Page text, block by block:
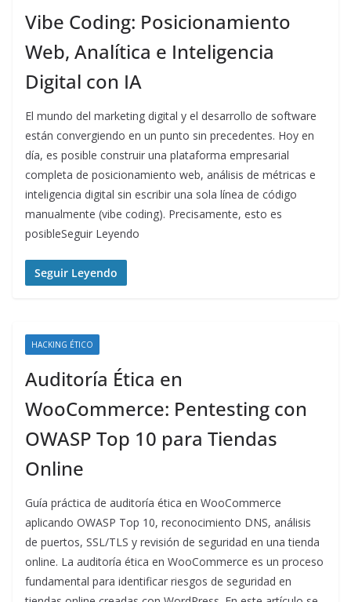
Vibe Coding: Posicionamiento
Web, Analítica e Inteligencia
Digital con IA
El mundo del marketing digital y el desarrollo de software
están convergiendo en un punto sin precedentes. Hoy en
día, es posible construir una plataforma empresarial
completa de posicionamiento web, análisis de métricas e
inteligencia digital sin escribir una sola línea de código
manualmente (vibe coding). Precisamente, esto es
posibleSeguir Leyendo
Seguir Leyendo
HACKING ÉTICO
Auditoría Ética en
WooCommerce: Pentesting con
OWASP Top 10 para Tiendas
Online
Guía práctica de auditoría ética en WooCommerce
aplicando OWASP Top 10, reconocimiento DNS, análisis
de puertos, SSL/TLS y revisión de seguridad en una tienda
online. La auditoría ética en WooCommerce es un proceso
fundamental para identificar riesgos de seguridad en